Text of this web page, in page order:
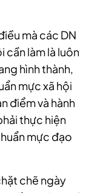
mà các DN
cần làm là luôn
hình thành,
mực xã hội
điểm và hành
thực hiện
mực đạo
chẽ ngày